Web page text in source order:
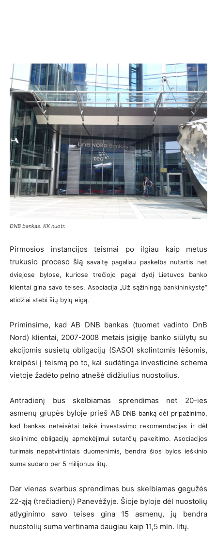
DNB bankas. KK nuotr.
Pirmosios instancijos teismai po ilgiau kaip metus
trukusio proceso šią savaitę pagaliau paskelbs nutartis net
dviejose bylose, kuriose trečiojo pagal dydį Lietuvos banko
klientai gina savo teises. Asociacija „Už sąžiningą bankininkystę“
atidžiai stebi šių bylų eigą.
Priminsime, kad AB DNB bankas (tuomet vadinto DnB
Nord) klientai, 2007-2008 metais įsigiję banko siūlytų su
akcijomis susietų obligacijų (SASO) skolintomis lėšomis,
kreipėsi į teismą po to, kai sudėtinga investicinė schema
vietoje žadėto pelno atnešė didžiulius nuostolius.
Antradienį bus skelbiamas sprendimas net 20-ies
asmenų grupės byloje prieš AB DNB banką dėl pripažinimo,
kad bankas neteisėtai teikė investavimo rekomendacijas ir dėl
skolinimo obligacijų apmokėjimui sutarčių pakeitimo. Asociacijos
turimais nepatvirtintais duomenimis, bendra šios bylos ieškinio
suma sudaro per 5 milijonus litų.
Dar vienas svarbus sprendimas bus skelbiamas gegužės
22-ąją (trečiadienį) Panevėžyje. Šioje byloje dėl nuostolių
atlyginimo savo teises gina 15 asmenų, jų bendra
nuostolių suma vertinama daugiau kaip 11,5 mln. litų.